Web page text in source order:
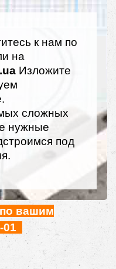
к нам по
на
Изложите
сложных
нужные
под
вашим
01